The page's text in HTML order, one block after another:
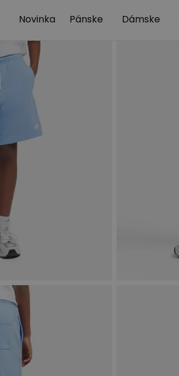
Novinka Pánske Dámske